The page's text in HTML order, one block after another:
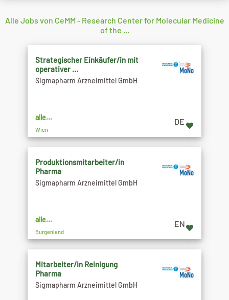
Alle Jobs von CeMM - Research Center for Molecular Medicine
of the ...
Strategischer Einkäufer/in mit
operativer ...
Sigmapharm Arzneimittel GmbH
alle...
Wien
DE
Produktionsmitarbeiter/in
Pharma
Sigmapharm Arzneimittel GmbH
alle...
Burgenland
EN
Mitarbeiter/in Reinigung
Pharma
Sigmapharm Arzneimittel GmbH